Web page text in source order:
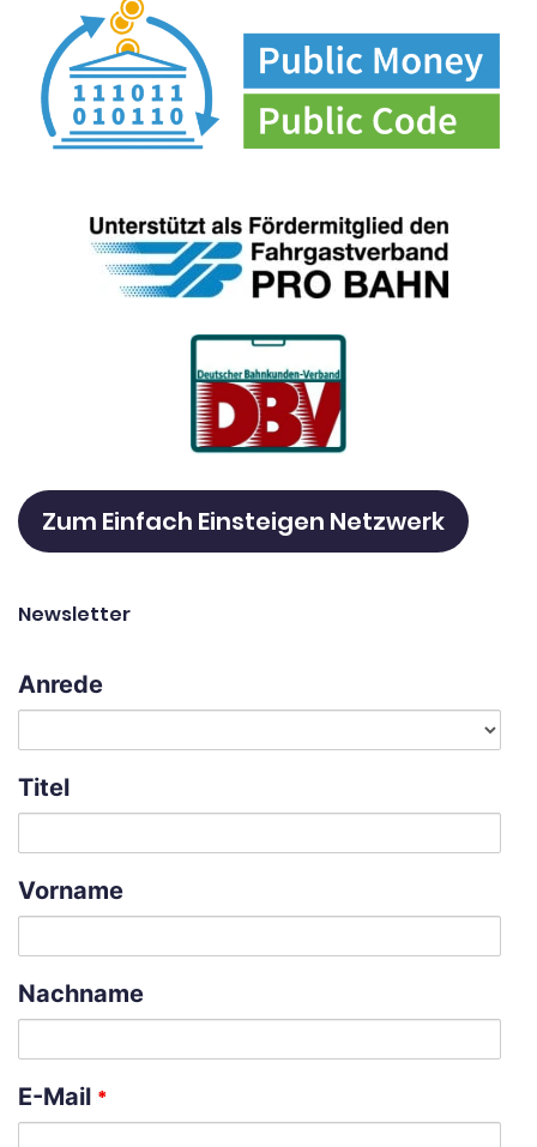
Zum Einfach Einsteigen Netzwerk
Newsletter
Anrede
Titel
Vorname
Nachname
E-Mail *